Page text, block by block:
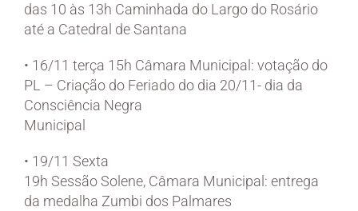
das 10 às 13h Caminhada do Largo do Rosário
até a Catedral de Santana
• 16/11 terça 15h Câmara Municipal: votação do
PL – Criação do Feriado do dia 20/11- dia da
Consciência Negra
Municipal
• 19/11 Sexta
19h Sessão Solene, Câmara Municipal: entrega
da medalha Zumbi dos Palmares